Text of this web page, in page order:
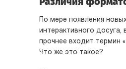
По мере появления
интерактивного досуга,
прочнее входит термин
Что же это такое?